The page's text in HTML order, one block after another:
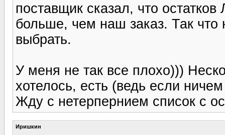
поставщик сказал, что
больше, чем наш заказ. Так что
выбрать.
У меня не так все плохо)))
хотелось, есть (ведь если
Жду с нетерпернием список с
Иришкин